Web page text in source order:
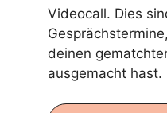
Videocall. Dies
deinen
ausgemacht hast.